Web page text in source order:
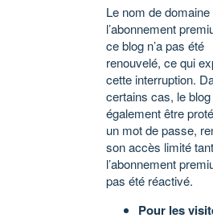
Le nom de domaine
l’abonnement
ce blog n’a pas été
renouvelé, ce qui
cette interruption.
certains cas, le
également être
un mot de passe,
son accès limité
l’abonnement
pas été réactivé.
Pour les